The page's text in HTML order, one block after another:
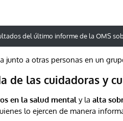
del último informe de la OMS
de las cuidadoras y
en la salud mental y la alta
lo ejercen de manera